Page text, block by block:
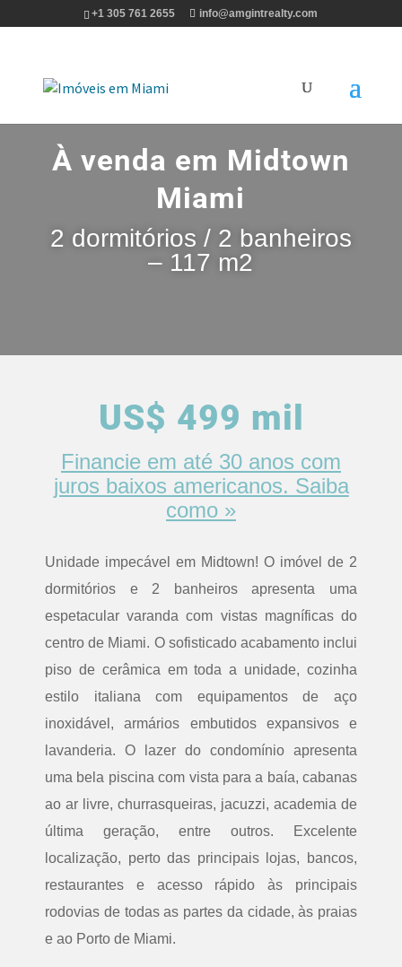
+1 305 761 2655 info@amgintrealty.com
À venda em Midtown
Miami
2 dormitórios / 2 banheiros
– 117 m2
US$ 499 mil
Financie em até 30 anos com
juros baixos americanos. Saiba
como »
Unidade impecável em Midtown! O imóvel de 2
dormitórios e 2 banheiros apresenta uma
espetacular varanda com vistas magníficas do
centro de Miami. O sofisticado acabamento inclui
piso de cerâmica em toda a unidade, cozinha
estilo italiana com equipamentos de aço
inoxidável, armários embutidos expansivos e
lavanderia. O lazer do condomínio apresenta
uma bela piscina com vista para a baía, cabanas
ao ar livre, churrasqueiras, jacuzzi, academia de
última geração, entre outros. Excelente
localização, perto das principais lojas, bancos,
restaurantes e acesso rápido às principais
rodovias de todas as partes da cidade, às praias
e ao Porto de Miami.